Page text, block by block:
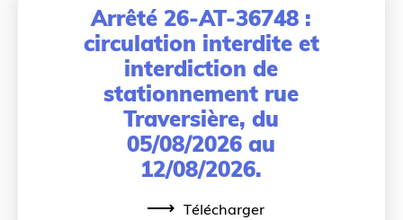
Arrêté 26-AT-36748 :
circulation interdite et
interdiction de
stationnement rue
Traversière, du
05/08/2026 au
12/08/2026.
Télécharger